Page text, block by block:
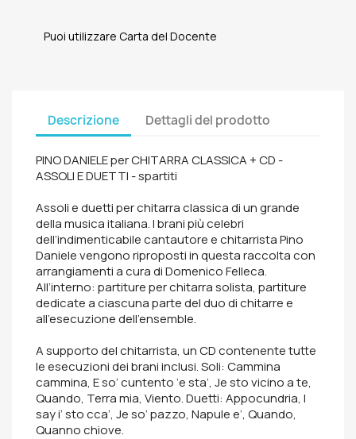
Puoi utilizzare Carta del Docente
Descrizione Dettagli del prodotto
PINO DANIELE per CHITARRA CLASSICA + CD -
ASSOLI E DUETTI - spartiti
Assoli e duetti per chitarra classica di un grande
della musica italiana. I brani più celebri
dell’indimenticabile cantautore e chitarrista Pino
Daniele vengono riproposti in questa raccolta con
arrangiamenti a cura di Domenico Felleca.
All’interno: partiture per chitarra solista, partiture
dedicate a ciascuna parte del duo di chitarre e
all’esecuzione dell’ensemble.
A supporto del chitarrista, un CD contenente tutte
le esecuzioni dei brani inclusi. Soli: Cammina
cammina, E so’ cuntento ‘e sta’, Je sto vicino a te,
Quando, Terra mia, Viento. Duetti: Appocundria, I
say i’ sto cca’, Je so’ pazzo, Napule e’, Quando,
Quanno chiove.